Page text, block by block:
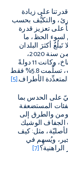
على زيادة
والتكيُّف بحسب
على تعزيز قدرة
الحظ، ما
أكثرَ البلدان
والسكّان عرضةً للخطر بلوغاً تحصل معه الكفاية. ومن سنة 2020،
تسلَّمت 15 دولة من أكثر الدول عرضةً لآثار تغيُّر المناخ، وكانت 11 دولةً
منها داخلةً في النداء الإنساني المشترك بين الهيئات، تسلَّمت 5.8% فقط
الأطراف.[5]
على الحدس بما
المستضعفة
ومن والطرق إلى
الوشيك
مثل: كيف
ويُسهِم في
[7]